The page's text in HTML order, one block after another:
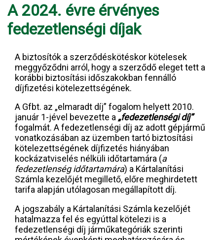
A 2024. évre érvényes
fedezetlenségi díjak
A biztosítók a szerződéskötéskor kötelesek
meggyőződni arról, hogy a szerződő eleget tett a
korábbi biztosítási időszakokban fennálló
díjfizetési kötelezettségének.
A Gfbt. az „elmaradt díj” fogalom helyett 2010.
január 1-jével bevezette a „fedezetlenségi díj”
fogalmát. A fedezetlenségi díj az adott gépjármű
vonatkozásában az üzemben tartó biztosítási
kötelezettségének díjfizetés hiányában
kockázatviselés nélküli időtartamára (a
fedezetlenség időtartamára) a Kártalanítási
Számla kezelőjét megillető, előre meghirdetett
tarifa alapján utólagosan megállapított díj.
A jogszabály a Kártalanítási Számla kezelőjét
hatalmazza fel és egyúttal kötelezi is a
fedezetlenségi díj járműkategóriák szerinti